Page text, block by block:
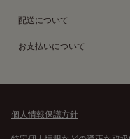
配送について
お支払いについて
個人情報保護方針